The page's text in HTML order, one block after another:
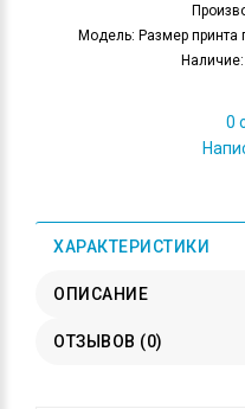
Модель: Размер
Наличие:
0
ХАРАКТЕРИСТИКИ
ОПИСАНИЕ
ОТЗЫВОВ (0)